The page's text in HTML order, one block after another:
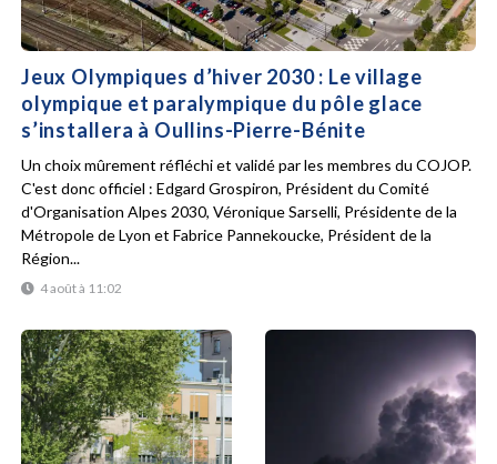
Jeux Olympiques d’hiver 2030 : Le village
olympique et paralympique du pôle glace
s’installera à Oullins-Pierre-Bénite
4 août à 11:02
Un choix mûrement réfléchi et validé par les membres du COJOP.
C'est donc officiel : Edgard Grospiron, Président du Comité
d'Organisation Alpes 2030, Véronique Sarselli, Présidente de la
Métropole de Lyon et Fabrice Pannekoucke, Président de la
Région...